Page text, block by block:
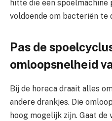
hitte die een
voldoende om bacteriën te
Pas de
omloopsnelheid
Bij de horeca draait alles
andere drankjes. Die
hoog mogelijk zijn. Gaat